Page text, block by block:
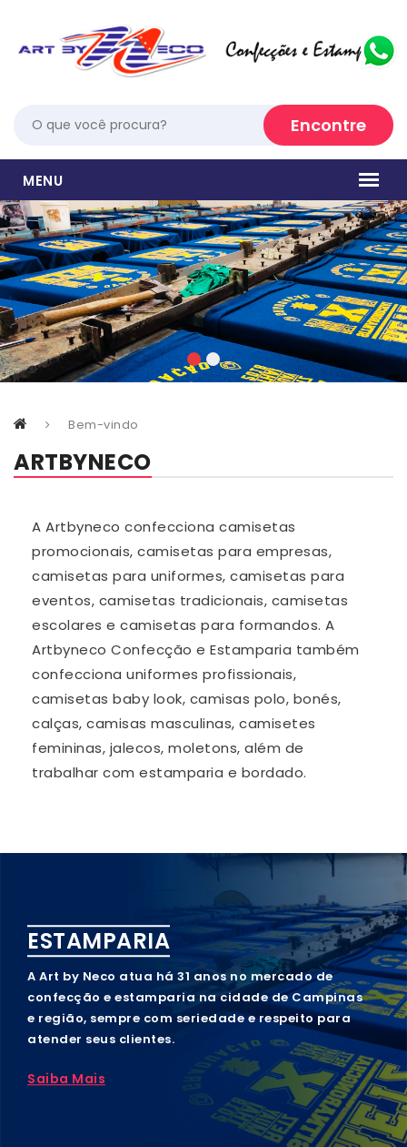
Bem-vindo
ARTBYNECO
A Artbyneco confecciona camisetas
promocionais, camisetas para empresas,
camisetas para uniformes, camisetas para
eventos, camisetas tradicionais, camisetas
escolares e camisetas para formandos. A
Artbyneco Confecção e Estamparia também
confecciona uniformes profissionais,
camisetas baby look, camisas polo, bonés,
calças, camisas masculinas, camisetes
femininas, jalecos, moletons, além de
trabalhar com estamparia e bordado.
ESTAMPARIA
A Art by Neco atua há 31 anos no mercado de
confecção e estamparia na cidade de Campinas
e região, sempre com seriedade e respeito para
atender seus clientes.
Saiba Mais